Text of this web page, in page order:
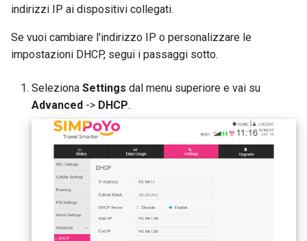
indirizzi IP ai dispositivi collegati.
Se vuoi cambiare l'indirizzo IP o personalizzare le
impostazioni DHCP, segui i passaggi sotto.
Seleziona Settings dal menu superiore e vai su
Advanced -> DHCP.